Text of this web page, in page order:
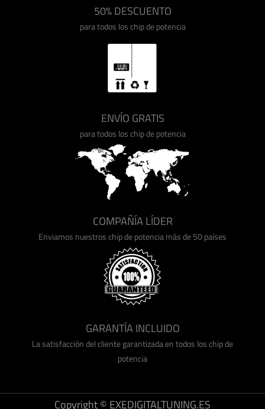
50% DESCUENTO
para todos los chip de potencia
ENVÍO GRATIS
para todos los chip de potencia
COMPAÑÍA LÍDER
Enviamos nuestros chip de potencia más de 50 países
GARANTÍA INCLUIDO
La satisfacción del cliente garantizada en todos los chip de
potencia
Copyright © EXEDIGITALTUNING.ES